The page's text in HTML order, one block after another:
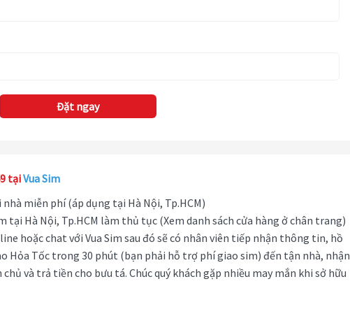
Đặt ngay
tạiVua Sim
miễn phí (áp dụng tại Hà Nội, Tp.HCM)
tại Hà Nội, Tp.HCM làm thủ tục (Xem danh sách cửa hàng ở chân trang)
hoặc chat với Vua Sim sau đó sẽ có nhân viên tiếp nhận thông tin, hồ
Hỏa Tốc trong 30 phút (bạn phải hỗ trợ phí giao sim) đến tận nhà, nhận
và trả tiền cho bưu tá. Chúc quý khách gặp nhiều may mắn khi sở hữu